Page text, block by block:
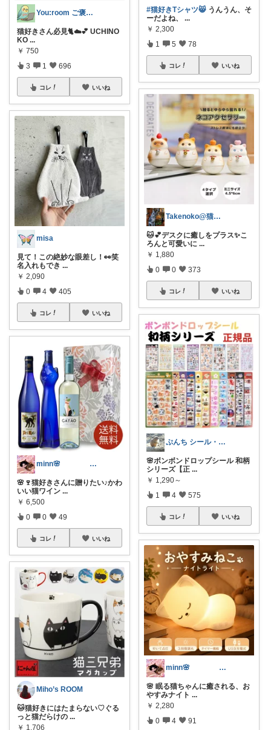
You:room ご褒美スイーツ🧁
猫好きさん必見🐈☁️💕 UCHINO
KO ...
￥ 750
3 1 696
コレ いいね
misa
見て！この絶妙な眼差し！👀笑
名入れもでき ...
￥ 2,090
0 4 405
コレ いいね
minn🌸 358
🌸🍷猫好きさんに贈りたい♪かわ
いい猫ワイン ...
￥ 6,500
0 0 49
コレ いいね
Miho’s ROOM
🐱猫好きにはたまらない♡ぐる
っと猫だらけの ...
￥ 1,706
#猫好きTシャツ😸 うんうん、そ
ーだよね、
...
￥ 2,300
1 5 78
コレ いいね
Takenoko@猫関連グッズ中心です！
🐱💕デスクに癒しをプラス✨こ
ろんと可愛いに ...
￥ 1,880
0 0 373
コレ いいね
ぷんち シール・ファンシー雑貨多め
🌸ボンボンドロップシール 和柄
シリーズ【正 ...
￥ 1,290～
1 4 575
コレ いいね
minn🌸 358
🌸 眠る猫ちゃんに癒される、お
やすみナイト ...
￥ 2,280
0 4 91